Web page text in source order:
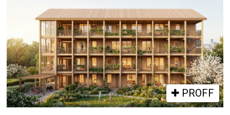
PROFF